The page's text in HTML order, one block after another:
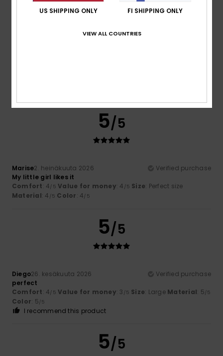
5
5/5
Marise2. heinäkuuta 2026
Verified purchase
My little girl likes it
Comfort: 4/5 Value for money: 4 /5 Size: Perfect size
Material: 4 /5 Color: 4/5
5/5
Diego26. kesäkuuta 2026
Verified purchase
perfect
Comfort: 4/5 Value for money: 3 /5 Size: Large Material: 5/5
Color: 5/5
I recommend this product
5/5
US SHIPPING ONLY FI SHIPPING ONLY
VIEW ALL COUNTRIES